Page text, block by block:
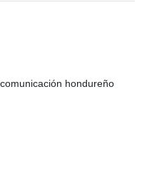
hondureño